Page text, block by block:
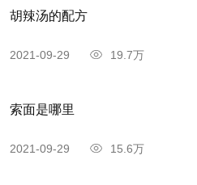
胡辣汤的配方
2021-09-29 19.7万
索面是哪里
2021-09-29 15.6万